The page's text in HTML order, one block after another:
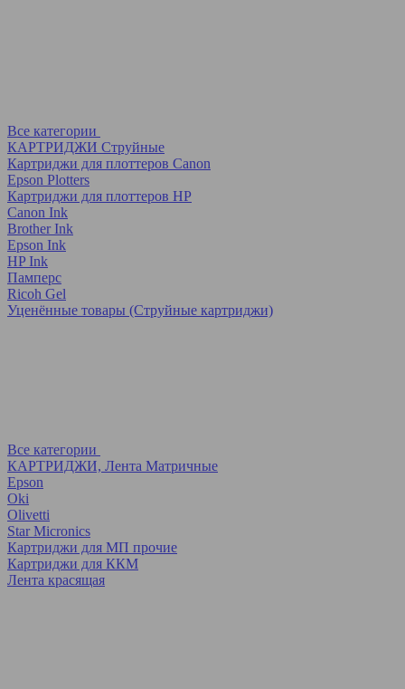
Все категории
КАРТРИДЖИ Струйные
Картриджи для плоттеров Canon
Epson Plotters
Картриджи для плоттеров HP
Canon Ink
Brother Ink
Epson Ink
HP Ink
Памперс
Ricoh Gel
Уценённые товары (Струйные картриджи)
Все категории
КАРТРИДЖИ, Лента Матричные
Epson
Oki
Olivetti
Star Micronics
Картриджи для МП прочие
Картриджи для ККМ
Лента красящая